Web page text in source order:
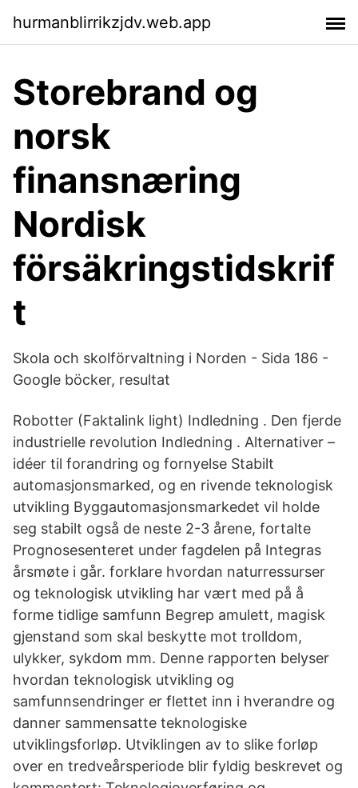
hurmanblirrikzjdv.web.app
Storebrand og
norsk
finansnæring
Nordisk
försäkringstidskrif
t
Skola och skolförvaltning i Norden - Sida 186 -
Google böcker, resultat
Robotter (Faktalink light) Indledning . Den fjerde
industrielle revolution Indledning . Alternativer –
idéer til forandring og fornyelse Stabilt
automasjonsmarked, og en rivende teknologisk
utvikling Byggautomasjonsmarkedet vil holde
seg stabilt også de neste 2-3 årene, fortalte
Prognosesenteret under fagdelen på Integras
årsmøte i går. forklare hvordan naturressurser
og teknologisk utvikling har vært med på å
forme tidlige samfunn Begrep amulett, magisk
gjenstand som skal beskytte mot trolldom,
ulykker, sykdom mm. Denne rapporten belyser
hvordan teknologisk utvikling og
samfunnsendringer er flettet inn i hverandre og
danner sammensatte teknologiske
utviklingsforløp. Utviklingen av to slike forløp
over en tredveårsperiode blir fyldig beskrevet og